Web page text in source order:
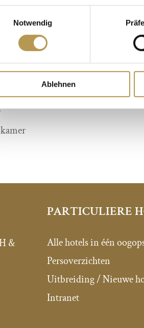
Notwendig
Ablehnen
Luckner” restaurant
Meer
met finn. Sauna,
&
PARTICULIERE
Alle hotels in één
Persoverzichten
Uitbreiding / Nieuwe
Intranet